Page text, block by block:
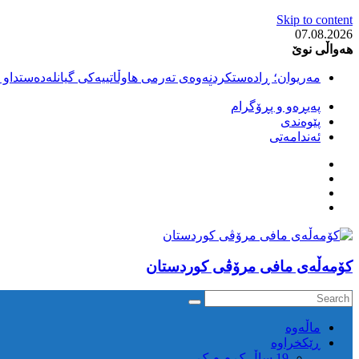
Skip to content
07.08.2026
هەواڵی نوێ
مەریوان؛ ڕادەستکردنەوەی تەرمی هاوڵاتییەکی
سەقز؛ دەسبەسەری دوو گەنج لەلایەن هێزە ئەمنییەکانی
کوژرانی هاوڵاتییەکی خەڵکی سەردەشت لە کاتی کۆڵبەری لە
مەریوان و ڕوانسەر؛ کوژرانی دوو هاوڵاتی لە کاتی
پەیڕەو و پڕۆگرام
پێوەندی
ئەندامەتی
كۆمه‌ڵه‌ی مافی مرۆڤی کوردستان
ماڵه‌وه‌
ڕێکخراوە